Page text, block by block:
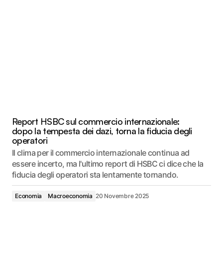
Report HSBC sul commercio internazionale:
dopo la tempesta dei dazi, torna la fiducia degli
operatori
Il clima per il commercio internazionale continua ad
essere incerto, ma l'ultimo report di HSBC ci dice che la
fiducia degli operatori sta lentamente tornando.
Economia Macroeconomia 20 Novembre 2025